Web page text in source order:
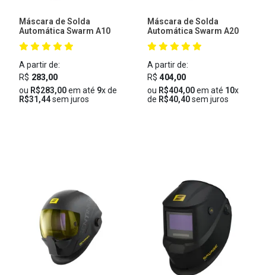
Máscara de Solda
Automática Swarm A10
A partir de:
R$ 283,00
ou R$283,00em até 9x de
R$31,44sem juros
Máscara de Solda
Automática Swarm A20
A partir de:
R$ 404,00
ou R$404,00em até 10x
de R$40,40sem juros